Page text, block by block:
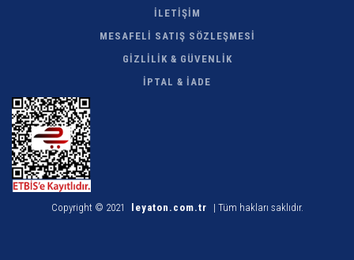
İLETİŞİM
MESAFELİ SATIŞ SÖZLEŞMESİ
GİZLİLİK & GÜVENLİK
İPTAL & İADE
Copyright © 2021 leyaton.com.tr | Tüm hakları saklıdır.